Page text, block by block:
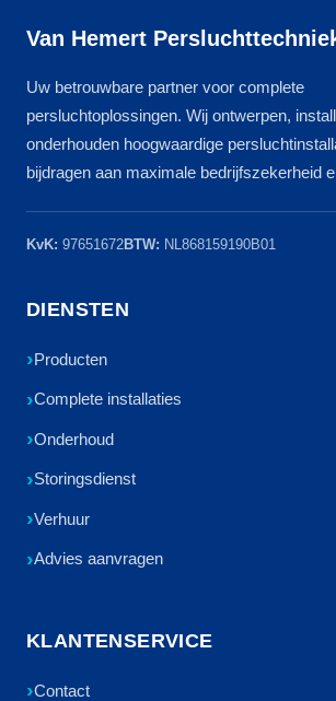
Van Hemert
Uw betrouwbare partner voor complete
persluchtoplossingen. Wij ontwerpen,
onderhouden hoogwaardige
bijdragen aan maximale bedrijfszekerheid
KvK: 97651672BTW: NL868159190B01
DIENSTEN
Producten
Complete installaties
Onderhoud
Storingsdienst
Verhuur
Advies aanvragen
KLANTENSERVICE
Contact